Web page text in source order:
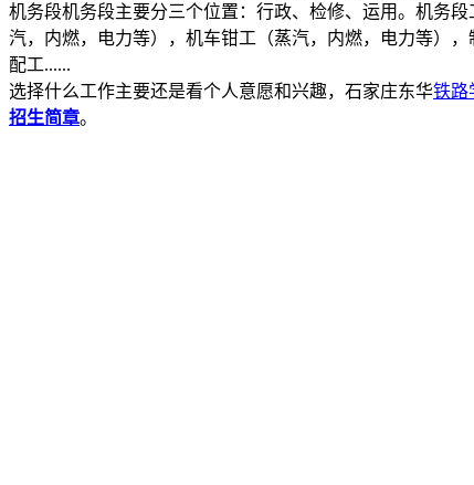
机务段机务段主要分三个位置：行政、检修、运用。机务
汽，内燃，电力等），机车钳工（蒸汽，内燃，电力等）
配工......
选择什么工作主要还是看个人意愿和兴趣，石家庄东华铁路
招生简章。